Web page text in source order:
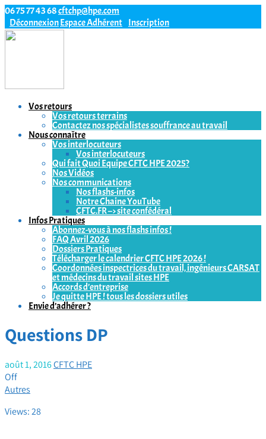
06 75 77 43 68cftchp@hpe.com
DéconnexionEspace Adhérent Inscription
Vos retours
Vos retours terrains
Contactez nos spécialistes souffrance au travail
Nous connaître
Vos interlocuteurs
Vos interlocuteurs
Qui fait Quoi Equipe CFTC HPE 2025?
Nos Vidéos
Nos communications
Nos flashs-infos
Notre Chaine YouTube
CFTC.FR –> site confédéral
Infos Pratiques
Abonnez-vous à nos flashs infos !
FAQ Avril 2026
Dossiers Pratiques
Télécharger le calendrier CFTC HPE 2026 !
Coordonnées inspectrices du travail, ingénieurs CARSAT
et médecins du travail sites HPE
Accords d’entreprise
Je quitte HPE ! tous les dossiers utiles
Envie d’adhérer ?
Questions DP
août 1, 2016CFTC HPE
Off
Autres
Views: 28